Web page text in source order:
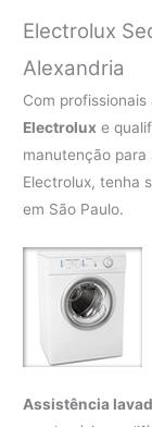
Electrolux
Alexandria
Com
Electrolux e
manutenção para
Electrolux, tenha
em São Paulo.
Assistência